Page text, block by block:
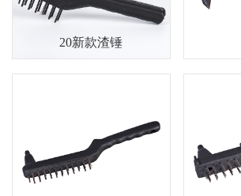
电子线束系列
骨架系列
接地夹系列
塑料配件系列
20新款渣锤